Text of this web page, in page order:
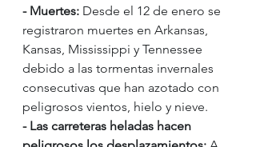
- Muertes: Desde el 12 de enero se
registraron muertes en Arkansas,
Kansas, Mississippi y Tennessee
debido a las tormentas invernales
consecutivas que han azotado con
peligrosos vientos, hielo y nieve.
- Las carreteras heladas hacen